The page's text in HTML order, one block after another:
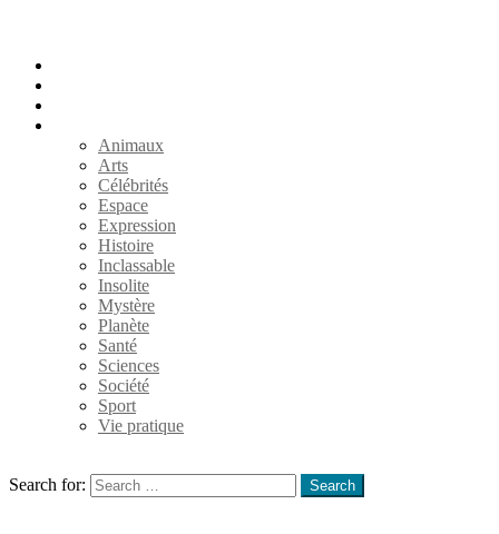
Animaux
Arts
Célébrités
Espace
Expression
Histoire
Inclassable
Insolite
Mystère
Planète
Santé
Sciences
Société
Sport
Vie pratique
Search for:
Search